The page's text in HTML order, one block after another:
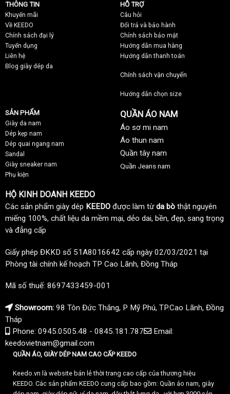
THÔNG TIN
Khuyến mãi
Về KEEDO
Chính sách đại lý
Tuyển dụng
Liên hệ
Blog giày dép da
HỖ TRỢ
Câu hỏi
Đổi trả và bảo hành
Chính sách bảo mật
Hướng dẫn mua hàng
Hướng dẫn thanh toán
Chính sách vận chuyển
Hướng dẫn chọn size
SẢN PHẨM
Giày da nam
Dép kẹp nam
Dép quai ngang nam
Sandal
Giày sneaker nam
Phụ kiện
QUẦN ÁO NAM
Áo sơ mi nam
Áo thun nam
Quần tây nam
Quần Jeans nam
HỘ KINH DOANH KEEDO
Các sản phẩm giày dép KEEDO được làm từda bò thật nguyên
miếng 100%, chất liệu da mềm mại, dẻo dai, bền, đẹp, sang trọng
và đẳng cấp
Giấy phép ĐKKD số 51A8016642 cấp ngày 02/03/2021 tại
Phòng tài chính kế hoạch TP Cao Lãnh, Đồng Tháp
Mã số thuế: 8697433459-001
Showroom: 98 Tôn Đức Thắng, P Mỹ Phú, TP.Cao Lãnh, Đồng
Tháp
Phone: 0945.0505.48 - 0845.181.787
Email:
keedovietnam@gmail.com
QUẦN ÁO, GIÀY DÉP NAM CAO CẤP KEEDO
Keedo.vn là website bán lẻ thời trang cao cấp của thương hiệu
KEEDO. Các sản phẩm KEEDO cung cấp bao gồm: Quần áo nam, giày